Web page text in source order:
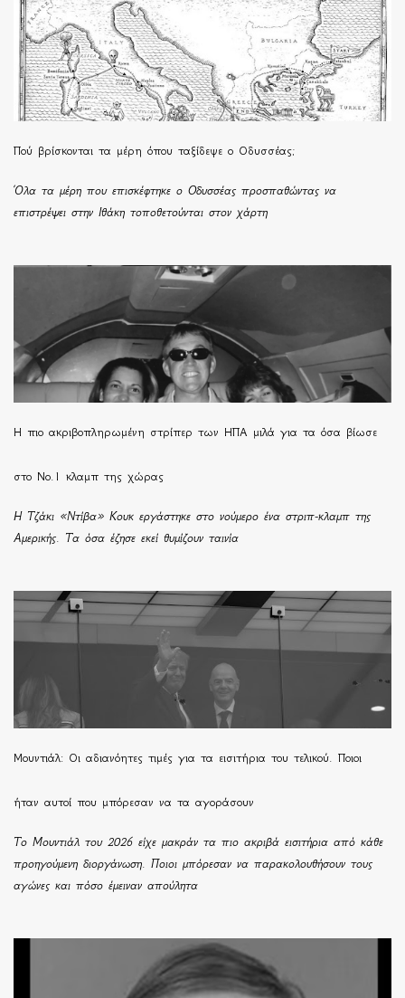
Πού βρίσκονται τα μέρη όπου ταξίδεψε ο Οδυσσέας;
Όλα τα μέρη που επισκέφτηκε ο Οδυσσέας προσπαθώντας να
επιστρέψει στην Ιθάκη τοποθετούνται στον χάρτη
H πιο ακριβοπληρωμένη στρίπερ των ΗΠΑ μιλά για τα όσα βίωσε
στο Νο.1 κλαμπ της χώρας
Η Τζάκι «Ντίβα» Κουκ εργάστηκε στο νούμερο ένα στριπ-κλαμπ της
Αμερικής. Τα όσα έζησε εκεί θυμίζουν ταινία
Μουντιάλ: Οι αδιανόητες τιμές για τα εισιτήρια του τελικού. Ποιοι
ήταν αυτοί που μπόρεσαν να τα αγοράσουν
Το Μουντιάλ του 2026 είχε μακράν τα πιο ακριβά εισιτήρια από κάθε
προηγούμενη διοργάνωση. Ποιοι μπόρεσαν να παρακολουθήσουν τους
αγώνες και πόσο έμειναν απούλητα